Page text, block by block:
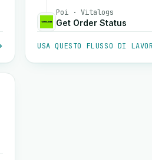
Poi · Vitalogs
Get Order Status
USA QUESTO FLUSSO DI